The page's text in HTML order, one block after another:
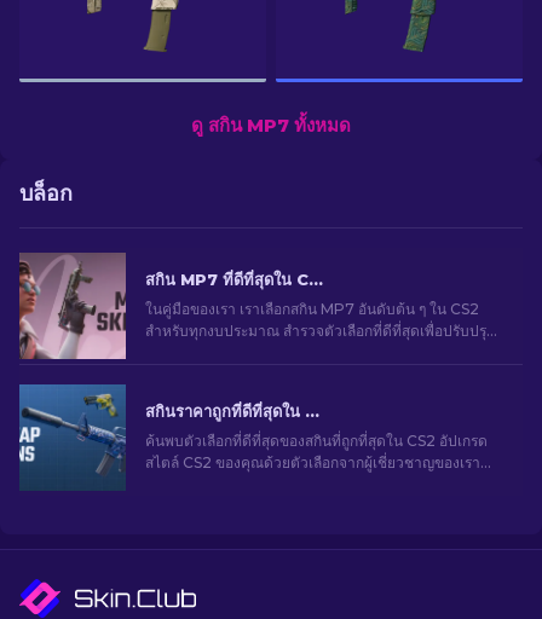
ดู สกิน MP7 ทั้งหมด
บล็อก
สกิน MP7 ที่ดีที่สุดใน CS2 สําหรับทุกงบประมาณ [2026]
ในคู่มือของเรา เราเลือกสกิน MP7 อันดับต้น ๆ ใน CS2
สำหรับทุกงบประมาณ สำรวจตัวเลือกที่ดีที่สุดเพื่อปรับปรุง
สกินราคาถูกที่ดีที่สุดใน CS2 [2026]
ค้นพบตัวเลือกที่ดีที่สุดของสกินที่ถูกที่สุดใน CS2 อัปเกรด
สไตล์ CS2 ของคุณด้วยตัวเลือกจากผู้เชี่ยวชาญของเรา